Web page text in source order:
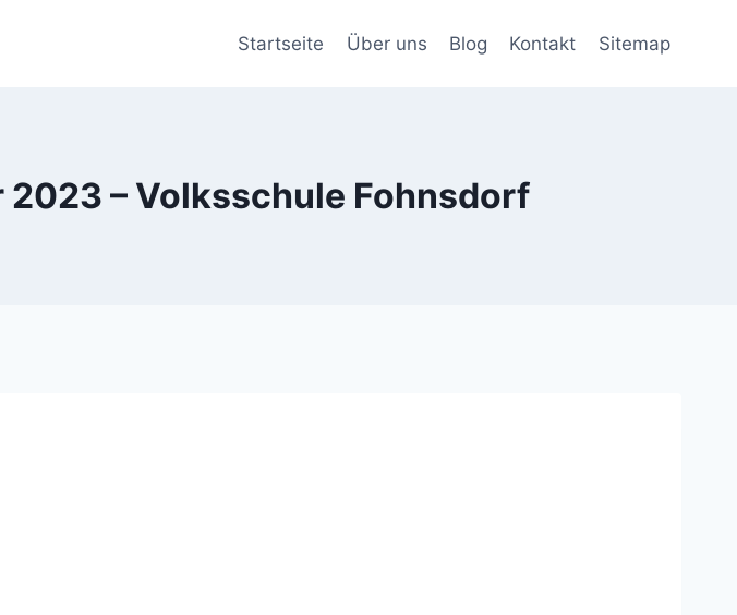
Startseite Über uns Blog Kontakt Sitemap
– Volksschule Fohnsdorf